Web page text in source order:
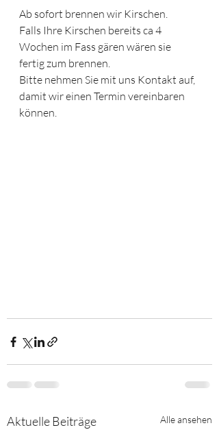
Ab sofort brennen wir Kirschen.
Falls Ihre Kirschen bereits ca 4
Wochen im Fass gären wären sie
fertig zum brennen.
Bitte nehmen Sie mit uns Kontakt auf,
damit wir einen Termin vereinbaren
können.
Aktuelle Beiträge Alle ansehen